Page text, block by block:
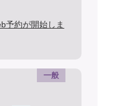
予約が開始しま
一般